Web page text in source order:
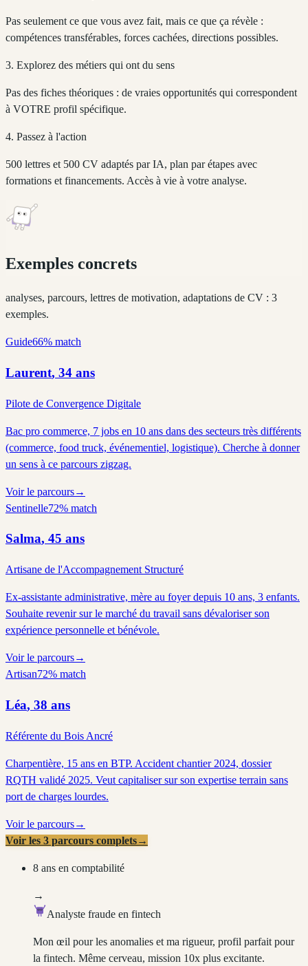
Pas seulement ce que vous avez fait, mais ce que ça révèle :
compétences transférables, forces cachées, directions possibles.
3. Explorez des métiers qui ont du sens
Pas des fiches théoriques : de vraies opportunités qui correspondent
à VOTRE profil spécifique.
4. Passez à l'action
500 lettres et 500 CV adaptés par IA, plan par étapes avec
formations et financements. Accès à vie à votre analyse.
Exemples concrets
analyses, parcours, lettres de motivation, adaptations de CV : 3
exemples.
Guide66% match
Laurent, 34 ans
Pilote de Convergence Digitale
Bac pro commerce, 7 jobs en 10 ans dans des secteurs très différents
(commerce, food truck, événementiel, logistique). Cherche à donner
un sens à ce parcours zigzag.
Voir le parcours→
Sentinelle72% match
Salma, 45 ans
Artisane de l'Accompagnement Structuré
Ex-assistante administrative, mère au foyer depuis 10 ans, 3 enfants.
Souhaite revenir sur le marché du travail sans dévaloriser son
expérience personnelle et bénévole.
Voir le parcours→
Artisan72% match
Léa, 38 ans
Référente du Bois Ancré
Charpentière, 15 ans en BTP. Accident chantier 2024, dossier
RQTH validé 2025. Veut capitaliser sur son expertise terrain sans
port de charges lourdes.
Voir le parcours→
Voir les 3 parcours complets→
8 ans en comptabilité
→
Analyste fraude en fintech
Mon œil pour les anomalies et ma rigueur, profil parfait pour
la fintech. Même cerveau, mission 10x plus excitante.